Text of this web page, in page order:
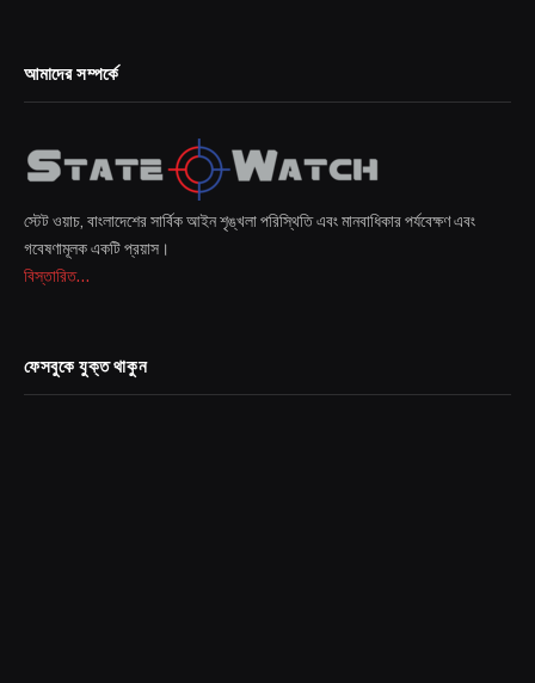
আমাদের সম্পর্কে
স্টেট ওয়াচ, বাংলাদেশের সার্বিক আইন শৃঙ্খলা পরিস্থিতি এবং মানবাধিকার পর্যবেক্ষণ এবং
গবেষণামূলক একটি প্রয়াস।
বিস্তারিত...
ফেসবুকে যুক্ত থাকুন